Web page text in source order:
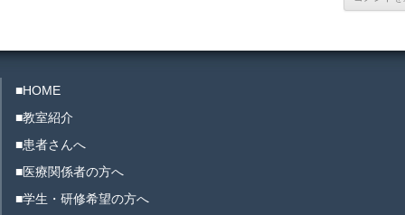
■HOME
■教室紹介
■患者さんへ
■医療関係者の方へ
■学生・研修希望の方へ